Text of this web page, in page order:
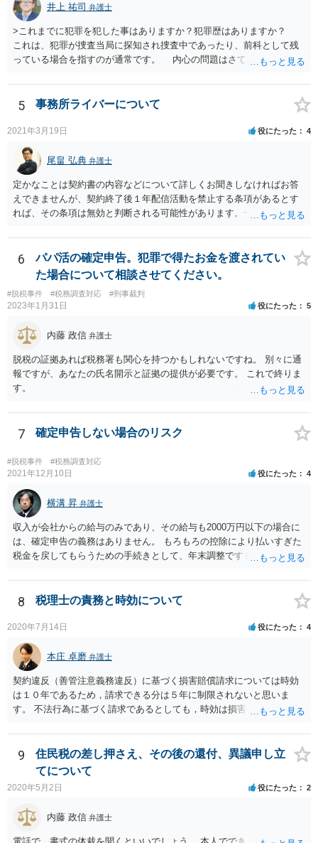
井上 祐司 弁護士
>これまでに犯罪を犯した事はありますか？犯罪歴はありますか？
これは、犯罪が捜査当局に探知され捜査中であったり、前科として残
っている場合を指すのが通常です。 内心の問題はさておき、ご質問
5 事務所ライバーについて
2021年3月19日 役にたった 4
尾畠 弘典 弁護士
定かなことは契約書の内容などについて詳しくお聞きしなければお答
えできませんが、契約終了後１年配信活動を禁止する条項があるとす
れば、その条項は無効と判断される可能性があります。一度実際に弁
した方がよろしいかと存じます。
6
パパ活の確定申告。犯罪で得たお金を渡されてい
た場合について相談させてください。
#脱税事件 #税務調査対応 #刑事裁判
2023年1月31日 役にたった 5
内藤 政信 弁護士
脱税の証拠あれば税務署も関心を持つかもしれないですね。 別々に通
報ですが、あなたの氏名開示と証拠の提供が必要です。 これで終りま
す。
7 確定申告しない場合のリスク
#脱税事件 #税務調査対応
2021年12月10日 役にたった 4
横溝 昇 弁護士
収入が会社からの給与のみであり、その給与も2000万円以下の場合に
は、確定申告の義務はありません。 もろもろの控除により払いすぎた
税金を戻してもらうための手続きとして、年末調整でするのか、確定
する義務がある場合で確定申告をしなかった場合には、税務署の調査
等があり、本来払うべき税金にプラスして加算税の処分を科される場
合もあります。 高額なものでもない限り単なる無申告だけでは直ちに
逮捕されないとは思います。
8 税理士の責務と時効について
2020年7月14日 役にたった 4
本庄 卓磨 弁護士
契約違反（善管注意義務違反）に基づく損害賠償請求については時効
は１０年であるため，請求できる分は５年に制限されないと思いま
す。 不法行為に基づく請求であるとしても，時効は損害を知ってから
とをお勧めいたします。
9
住民税の差し押さえ、その後の還付、異議申し立
てについて
2020年5月2日 役にたった 2
内藤 政信 弁護士
電話で、書式の体裁を聞くといいでしょう。 本人でできますね。